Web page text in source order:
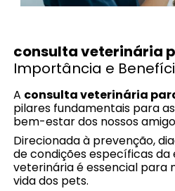
consulta veterinária
Importância e
A consulta veterinária
pilares fundamentais para
bem-estar dos nossos
Direcionada à prevenção,
de condições específicas da
veterinária é essencial para
vida dos pets.